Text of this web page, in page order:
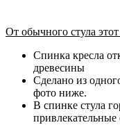
От обычного стула
Спинка кресла
древесины
Сделано из
фото ниже.
В спинке стула
привлекательные